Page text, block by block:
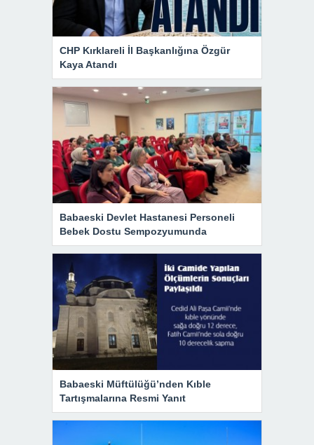
CHP Kırklareli İl Başkanlığına Özgür
Kaya Atandı
Babaeski Devlet Hastanesi Personeli
Bebek Dostu Sempozyumunda
Babaeski Müftülüğü’nden Kıble
Tartışmalarına Resmi Yanıt